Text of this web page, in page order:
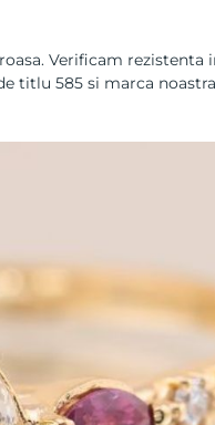
Verificam
titlu 585 si marca